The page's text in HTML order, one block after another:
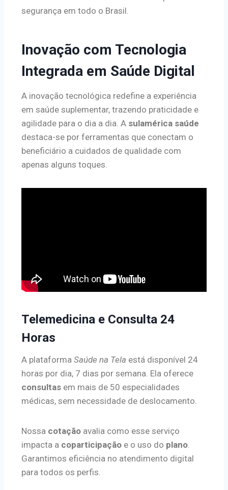
segurança em todo o Brasil.
Inovação com Tecnologia
Integrada em Saúde Digital
A inovação tecnológica redefine a experiência
em saúde suplementar, trazendo praticidade e
agilidade para o dia a dia. A sulamérica saúde
destaca-se por ferramentas que conectam o
beneficiário a cuidados de qualidade com
apenas alguns toques.
Telemedicina e Consulta 24
Horas
A plataforma Saúde na Tela está disponível 24
horas por dia, 7 dias por semana. Ela oferece
consultas em mais de 50 especialidades
médicas, sem necessidade de deslocamento.
Nossa cotação avalia como esse serviço
impacta a coparticipação e o uso do plano.
Garantimos eficiência no atendimento digital
para todos os perfis.